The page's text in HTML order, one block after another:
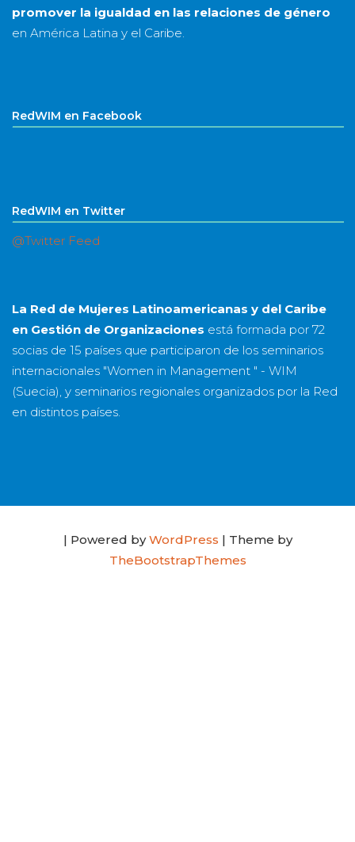
promover la igualdad en las relaciones de género
en América Latina y el Caribe.
RedWIM en Facebook
RedWIM en Twitter
@Twitter Feed
La Red de Mujeres Latinoamericanas y del Caribe
en Gestión de Organizaciones está formada por 72
socias de 15 países que participaron de los seminarios
internacionales "Women in Management " - WIM
(Suecia), y seminarios regionales organizados por la Red
en distintos países.
| Powered byWordPress | Theme by
TheBootstrapThemes